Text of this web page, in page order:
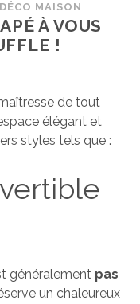
DÉCO MAISON
À VOUS
!
de tout
élégant et
styles tels que :
généralement pas
un chaleureux